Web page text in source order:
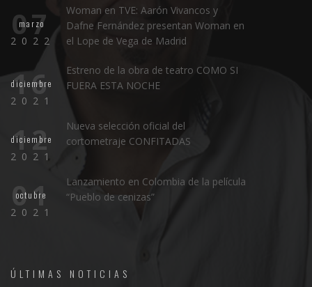
07
marzo
2022
Woman en TVE: Aarón Vivancos y
Dafne Fernández presentan Woman en
el Lope de Vega de Madrid
16
diciembre
2021
Estreno de la obra de teatro COMO SI
FUERA ESTA NOCHE
12
diciembre
2021
Nueva selección oficial del
cortometraje CONFITADAS
01
octubre
2021
Lanzamiento en Colombia de la película
“Pueblo de cenizas”
ÚLTIMAS NOTICIAS